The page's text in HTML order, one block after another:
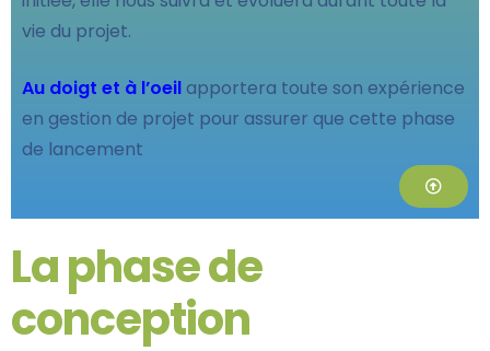
vie du projet.
Au doigt et à l’oeil apportera toute son expérience
en gestion de projet pour assurer que cette phase
de lancement
La phase de
conception